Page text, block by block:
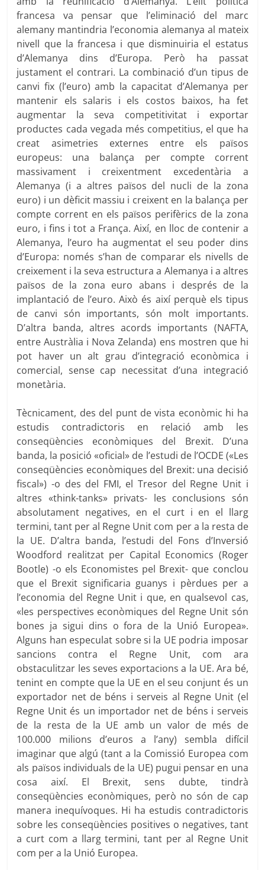
francesa va pensar que l’eliminació del marc
alemany mantindria l’economia alemanya al mateix
nivell que la francesa i que disminuiria el estatus
d’Alemanya dins d’Europa. Però ha passat
justament el contrari. La combinació d’un tipus de
canvi fix (l’euro) amb la capacitat d’Alemanya per
mantenir els salaris i els costos baixos, ha fet
augmentar la seva competitivitat i exportar
productes cada vegada més competitius, el que ha
creat asimetries externes entre els països
europeus: una balança per compte corrent
massivament i creixentment excedentària a
Alemanya (i a altres països del nucli de la zona
euro) i un dèficit massiu i creixent en la balança per
compte corrent en els països perifèrics de la zona
euro, i fins i tot a França. Així, en lloc de contenir a
Alemanya, l’euro ha augmentat el seu poder dins
d’Europa: només s’han de comparar els nivells de
creixement i la seva estructura a Alemanya i a altres
països de la zona euro abans i després de la
implantació de l’euro. Això és així perquè els tipus
de canvi són importants, són molt importants.
D’altra banda, altres acords importants (NAFTA,
entre Austràlia i Nova Zelanda) ens mostren que hi
pot haver un alt grau d’integració econòmica i
comercial, sense cap necessitat d’una integració
monetària.
Tècnicament, des del punt de vista econòmic hi ha
estudis contradictoris en relació amb les
conseqüències econòmiques del Brexit. D’una
banda, la posició «oficial» de l’estudi de l’OCDE («Les
conseqüències econòmiques del Brexit: una decisió
fiscal») -o des del FMI, el Tresor del Regne Unit i
altres «think-tanks» privats- les conclusions són
absolutament negatives, en el curt i en el llarg
termini, tant per al Regne Unit com per a la resta de
la UE. D’altra banda, l’estudi del Fons d’Inversió
Woodford realitzat per Capital Economics (Roger
Bootle) -o els Economistes pel Brexit- que conclou
que el Brexit significaria guanys i pèrdues per a
l’economia del Regne Unit i que, en qualsevol cas,
«les perspectives econòmiques del Regne Unit són
bones ja sigui dins o fora de la Unió Europea».
Alguns han especulat sobre si la UE podria imposar
sancions contra el Regne Unit, com ara
obstaculitzar les seves exportacions a la UE. Ara bé,
tenint en compte que la UE en el seu conjunt és un
exportador net de béns i serveis al Regne Unit (el
Regne Unit és un importador net de béns i serveis
de la resta de la UE amb un valor de més de
100.000 milions d’euros a l’any) sembla difícil
imaginar que algú (tant a la Comissió Europea com
als països individuals de la UE) pugui pensar en una
cosa així. El Brexit, sens dubte, tindrà
conseqüències econòmiques, però no són de cap
manera inequívoques. Hi ha estudis contradictoris
sobre les conseqüències positives o negatives, tant
a curt com a llarg termini, tant per al Regne Unit
com per a la Unió Europea.